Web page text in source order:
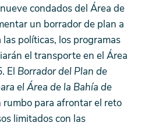
condados del Área de
un borrador de plan a
políticas, los programas
el transporte en el Área
El Borrador del Plan de
el Área de la Bahía de
rumbo para afrontar el reto
limitados con las